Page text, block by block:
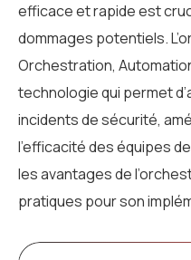
efficace et rapide est
dommages potentiels.
Orchestration,
technologie qui permet
incidents de sécurité,
l’efficacité des équipes
les avantages de
pratiques pour son